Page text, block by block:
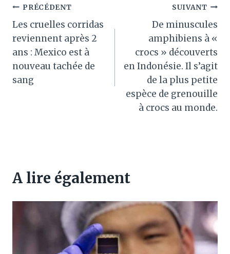
Navigation
de
l’article
PRÉCÉDENT
Les cruelles corridas
reviennent après 2
ans : Mexico est à
nouveau tachée de
sang
SUIVANT
De minuscules
amphibiens à «
crocs » découverts
en Indonésie. Il s’agit
de la plus petite
espèce de grenouille
à crocs au monde.
A lire également